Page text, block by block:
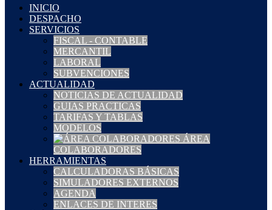
INICIO
DESPACHO
SERVICIOS
FISCAL - CONTABLE
MERCANTIL
LABORAL
SUBVENCIONES
ACTUALIDAD
NOTICIAS DE ACTUALIDAD
GUIAS PRACTICAS
TARIFAS Y TABLAS
MODELOS
ÁREA
COLABORADORES
HERRAMIENTAS
CALCULADORAS BÁSICAS
SIMULADORES EXTERNOS
AGENDA
ENLACES DE INTERES